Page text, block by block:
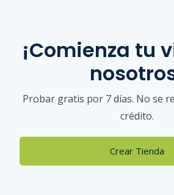
¡Comienza tu
Probar gratis por 7 días. No se
crédito.
Crear Tienda